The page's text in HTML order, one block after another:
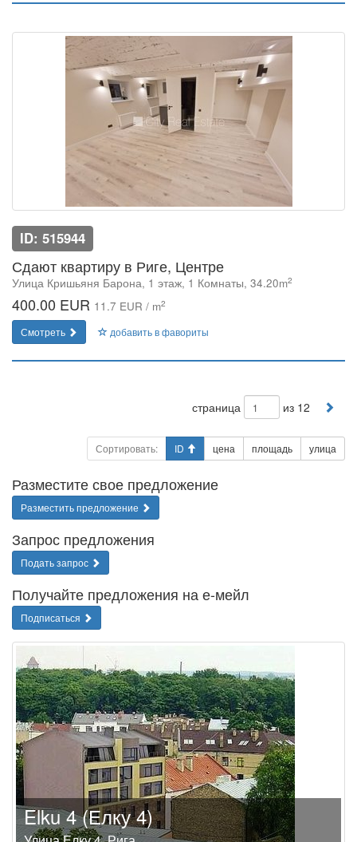
ID: 515944
Сдают квартиру в Риге, Центре
Улица Кришьяня Барона, 1 этаж, 1 Комнаты, 34.20m2
400.00 EUR 11.7 EUR / m2
Смотреть добавить в фавориты
страница из 12
Сортировать: ID цена площадь улица
Разместите свое предложение
Разместить предложение
Запрос предложения
Подать запрос
Получайте предложения на е-мейл
Подписаться
Elku 4 (Елку 4)